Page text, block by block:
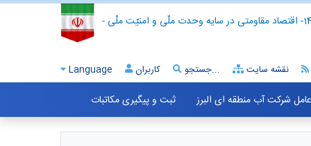
- اقتصاد مقاومتی در سایه وحدت ملّی و امنیّت ملّی -
Language کاربران جستجو... نقشه سایت
عامل شرکت آب منطقه ای البرز ثبت و پیگیری مکاتبات